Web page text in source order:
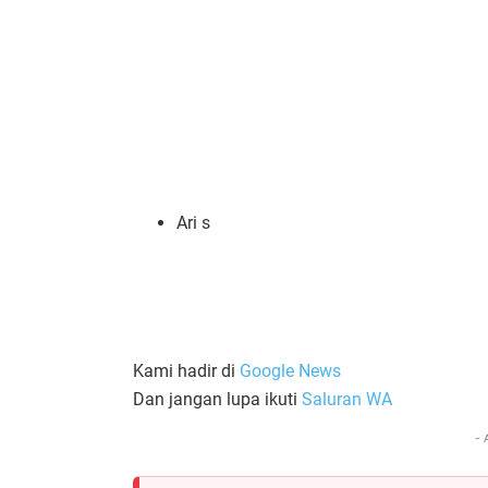
Ari s
Kami hadir di Google News
Dan jangan lupa ikuti Saluran WA
-